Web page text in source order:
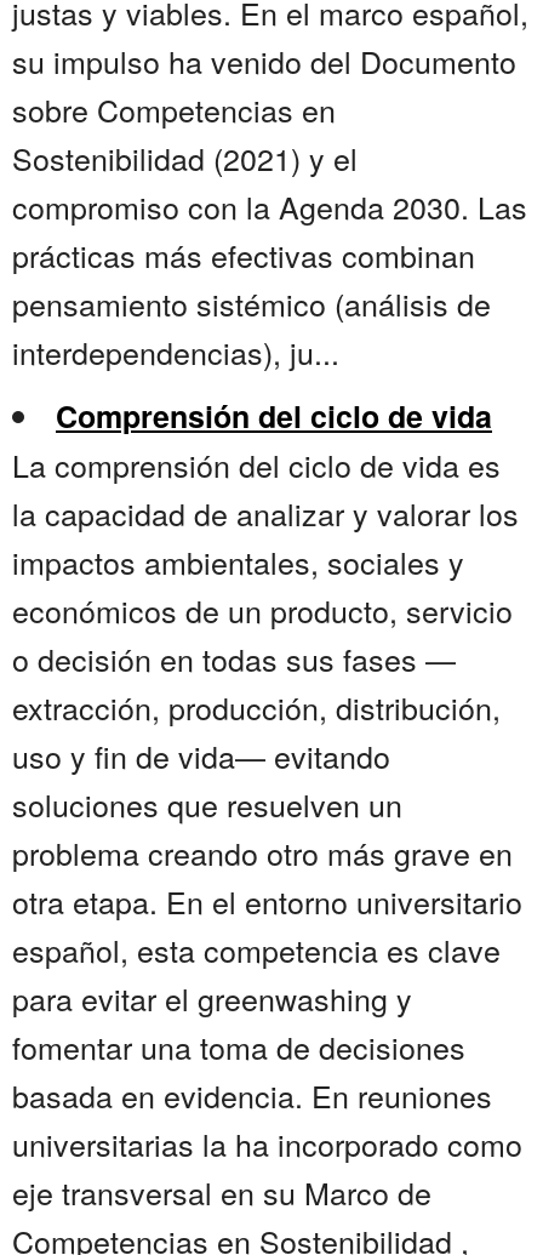
justas y viables. En el marco español,
su impulso ha venido del Documento
sobre Competencias en
Sostenibilidad (2021) y el
compromiso con la Agenda 2030. Las
prácticas más efectivas combinan
pensamiento sistémico (análisis de
interdependencias), ju...
Comprensión del ciclo de vida
La comprensión del ciclo de vida es
la capacidad de analizar y valorar los
impactos ambientales, sociales y
económicos de un producto, servicio
o decisión en todas sus fases —
extracción, producción, distribución,
uso y fin de vida— evitando
soluciones que resuelven un
problema creando otro más grave en
otra etapa. En el entorno universitario
español, esta competencia es clave
para evitar el greenwashing y
fomentar una toma de decisiones
basada en evidencia. En reuniones
universitarias la ha incorporado como
eje transversal en su Marco de
Competencias en Sostenibilidad ,